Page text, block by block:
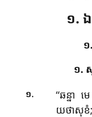
១.
១
១.
១. ‘‘ឆន្នា ម
យថាសុខំ;